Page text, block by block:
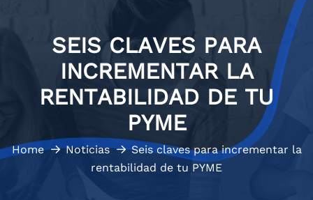
SEIS CLAVES PARA
INCREMENTAR LA
RENTABILIDAD DE TU
PYME
Home Noticias
Seis claves para incrementar la
rentabilidad de tu PYME